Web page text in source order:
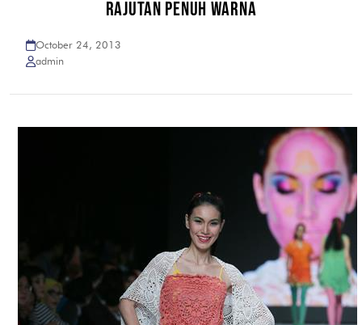
RAJUTAN PENUH WARNA
October 24, 2013
admin